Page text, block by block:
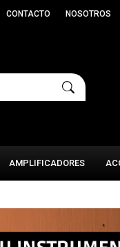
AMPLIFICADORES
CONTACTO NOSOTROS